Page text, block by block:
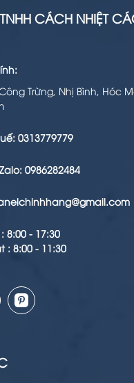
CÁCH NHIỆT
Trừng, Nhị Bình, Hóc
0313779779
0986282484
8:00 - 17:30
: 8:00 - 11:30